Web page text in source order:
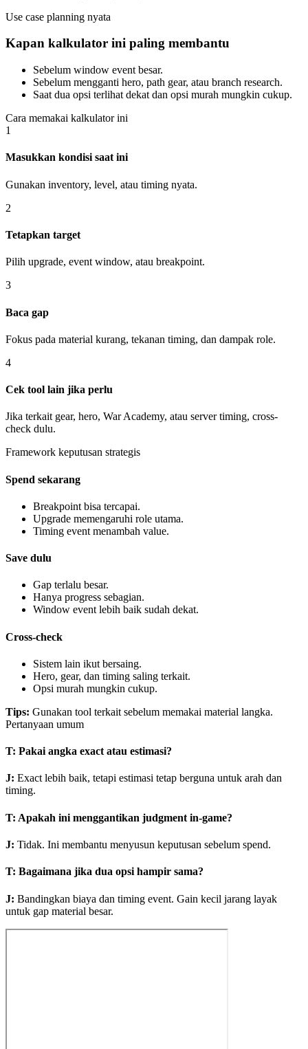
Use case planning nyata
Kapan kalkulator ini paling membantu
Sebelum window event besar.
Sebelum mengganti hero, path gear, atau branch research.
Saat dua opsi terlihat dekat dan opsi murah mungkin cukup.
Cara memakai kalkulator ini
1
Masukkan kondisi saat ini
Gunakan inventory, level, atau timing nyata.
2
Tetapkan target
Pilih upgrade, event window, atau breakpoint.
3
Baca gap
Fokus pada material kurang, tekanan timing, dan dampak role.
4
Cek tool lain jika perlu
Jika terkait gear, hero, War Academy, atau server timing, cross-
check dulu.
Framework keputusan strategis
Spend sekarang
Breakpoint bisa tercapai.
Upgrade memengaruhi role utama.
Timing event menambah value.
Save dulu
Gap terlalu besar.
Hanya progress sebagian.
Window event lebih baik sudah dekat.
Cross-check
Sistem lain ikut bersaing.
Hero, gear, dan timing saling terkait.
Opsi murah mungkin cukup.
Tips: Gunakan tool terkait sebelum memakai material langka.
Pertanyaan umum
T: Pakai angka exact atau estimasi?
J: Exact lebih baik, tetapi estimasi tetap berguna untuk arah dan
timing.
T: Apakah ini menggantikan judgment in-game?
J: Tidak. Ini membantu menyusun keputusan sebelum spend.
T: Bagaimana jika dua opsi hampir sama?
J: Bandingkan biaya dan timing event. Gain kecil jarang layak
untuk gap material besar.